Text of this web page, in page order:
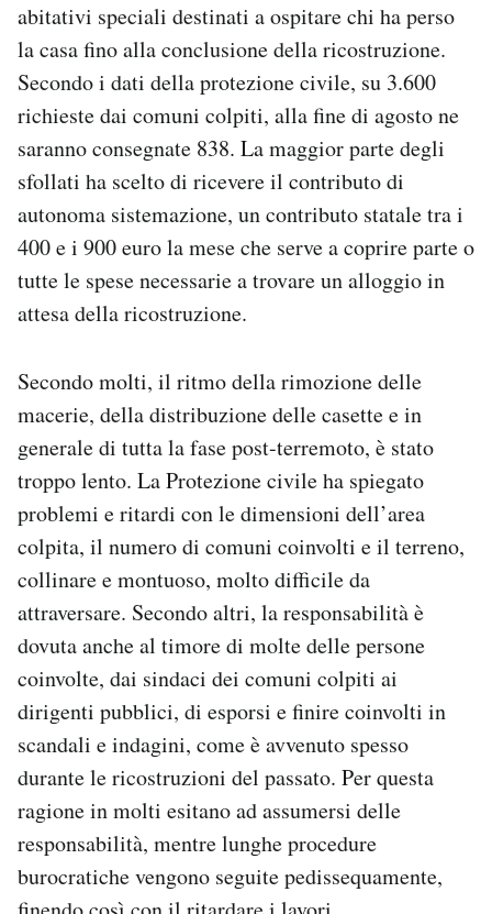
abitativi speciali destinati a ospitare chi ha perso
la casa fino alla conclusione della ricostruzione.
Secondo i dati della protezione civile, su 3.600
richieste dai comuni colpiti, alla fine di agosto ne
saranno consegnate 838. La maggior parte degli
sfollati ha scelto di ricevere il contributo di
autonoma sistemazione, un contributo statale tra i
400 e i 900 euro la mese che serve a coprire parte o
tutte le spese necessarie a trovare un alloggio in
attesa della ricostruzione.
Secondo molti, il ritmo della rimozione delle
macerie, della distribuzione delle casette e in
generale di tutta la fase post-terremoto, è stato
troppo lento. La Protezione civile ha spiegato
problemi e ritardi con le dimensioni dell’area
colpita, il numero di comuni coinvolti e il terreno,
collinare e montuoso, molto difficile da
attraversare. Secondo altri, la responsabilità è
dovuta anche al timore di molte delle persone
coinvolte, dai sindaci dei comuni colpiti ai
dirigenti pubblici, di esporsi e finire coinvolti in
scandali e indagini, come è avvenuto spesso
durante le ricostruzioni del passato. Per questa
ragione in molti esitano ad assumersi delle
responsabilità, mentre lunghe procedure
burocratiche vengono seguite pedissequamente,